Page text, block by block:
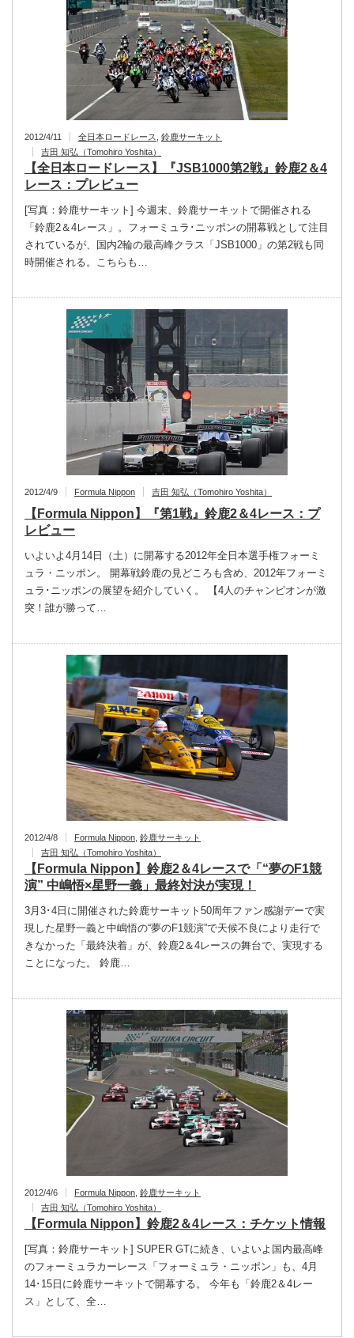
2012/4/11 全日本ロードレース
鈴鹿サーキット
吉田 知弘（Tomohiro Yoshita）
【全日本ロードレース】『JSB1000第2戦』鈴鹿2＆4
レース：プレビュー
[写真：鈴鹿サーキット] 今週末、鈴鹿サーキットで開催される
「鈴鹿2＆4レース」。フォーミュラ･ニッポンの開幕戦として注目
されているが、国内2輪の最高峰クラス「JSB1000」の第2戦も同
時開催される。こちらも…
2012/4/9 Formula Nippon 吉田 知弘（Tomohiro Yoshita）
【Formula Nippon】『第1戦』鈴鹿2＆4レース：プ
レビュー
いよいよ4月14日（土）に開幕する2012年全日本選手権フォーミ
ュラ・ニッポン。 開幕戦鈴鹿の見どころも含め、2012年フォーミ
ュラ･ニッポンの展望を紹介していく。 【4人のチャンピオンが激
突！誰が勝って…
2012/4/8 Formula Nippon 鈴鹿サーキット
吉田 知弘（Tomohiro Yoshita）
【Formula Nippon】鈴鹿2＆4レースで「“夢のF1競
演” 中嶋悟×星野一義」最終対決が実現！
3月3･4日に開催された鈴鹿サーキット50周年ファン感謝デーで実
現した星野一義と中嶋悟の“夢のF1競演”で天候不良により走行で
きなかった「最終決着」が、鈴鹿2＆4レースの舞台で、実現する
ことになった。 鈴鹿…
2012/4/6 Formula Nippon 鈴鹿サーキット
吉田 知弘（Tomohiro Yoshita）
【Formula Nippon】鈴鹿2＆4レース：チケット情報
[写真：鈴鹿サーキット] SUPER GTに続き、いよいよ国内最高峰
のフォーミュラカーレース「フォーミュラ・ニッポン」も、4月
14･15日に鈴鹿サーキットで開幕する。 今年も「鈴鹿2＆4レー
ス」として、全…